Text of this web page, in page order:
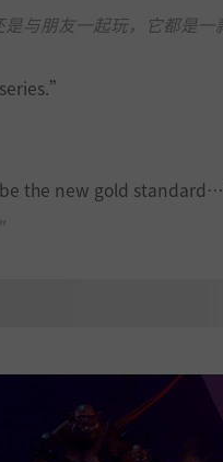
与朋友一起玩，它都是一
the new gold